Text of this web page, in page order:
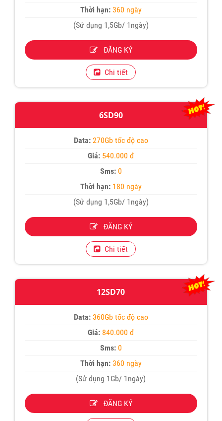
Thời hạn:360 ngày
(Sử dụng 1,5Gb/ 1ngày)
ĐĂNG KÝ
Chi tiết
6SD90
Data: 270Gb tốc độ cao
Giá: 540.000 đ
Sms: 0
Thời hạn:180 ngày
(Sử dụng 1,5Gb/ 1ngày)
ĐĂNG KÝ
Chi tiết
12SD70
Data: 360Gb tốc độ cao
Giá: 840.000 đ
Sms: 0
Thời hạn:360 ngày
(Sử dụng 1Gb/ 1ngày)
ĐĂNG KÝ